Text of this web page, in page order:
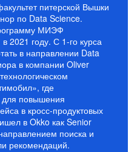
питерской Вышки
по Data Science.
МИЭФ
2021 году. С 1-го курса
в направлении Data
в компании Oliver
где
для повышения
в кросс-продуктовых
в Okko как Senior
поиска и
рекомендаций.